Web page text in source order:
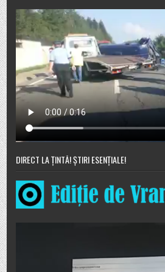
DIRECT LA ȚINTĂ! ȘTIRI ESENȚIALE!